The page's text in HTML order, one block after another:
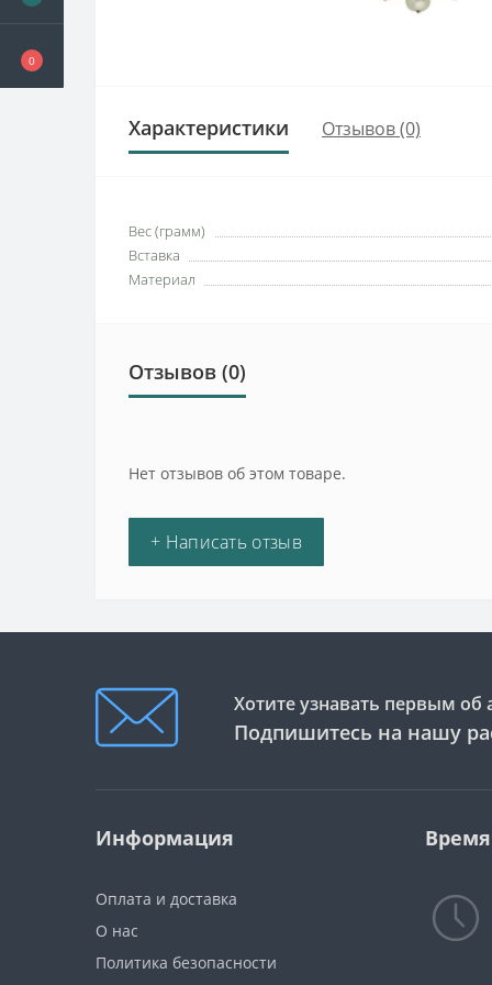
0
Характеристики Отзывов (0)
Вес (грамм)
Вставка
Материал
Отзывов (0)
Нет отзывов об этом товаре.
+ Написать отзыв
Хотите узнавать первым об
Подпишитесь на нашу
Информация
Оплата и доставка
О нас
Политика безопасности